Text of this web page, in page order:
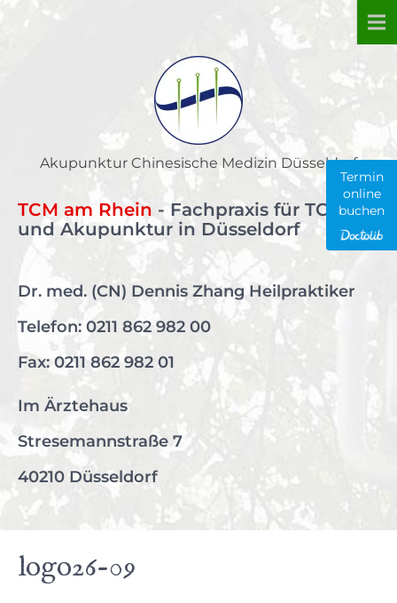
Akupunktur Chinesische Medizin Düsseldorf
TCM am Rhein - Fachpraxis für TCM
und Akupunktur in Düsseldorf
Dr. med. (CN) Dennis Zhang Heilpraktiker
Telefon: 0211 862 982 00
Fax: 0211 862 982 01
Im Ärztehaus
Stresemannstraße 7
40210 Düsseldorf
logo26-09
Termin
online
buchen